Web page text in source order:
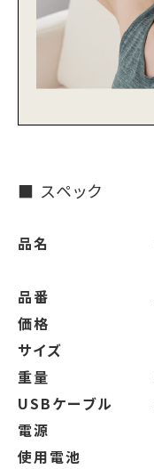
■ スペック
品名
品番
価格
サイズ
重量
USBケーブル
電源
使用電池